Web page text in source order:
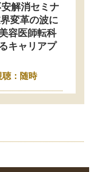
解消セミナ
変革の波に
容医師転科
キャリアプ
聴：随時